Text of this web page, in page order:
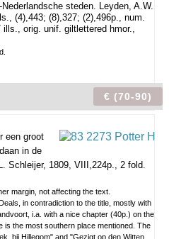
Nederlandsche steden. Leyden, A.W.
(4),443; (8),327; (2),496p., num.
orig. unif. giltlettered hmor.,
€ (70-90)
een groot
in de
Schleijer, 1809, VIII,224p., 2 fold.
margin, not affecting the text.
in contradiction to the title, mostly with
i.a. with a nice chapter (40p.) on the
is the most southern place mentioned. The
bij Hillegom" and "Gezigt op den Witten